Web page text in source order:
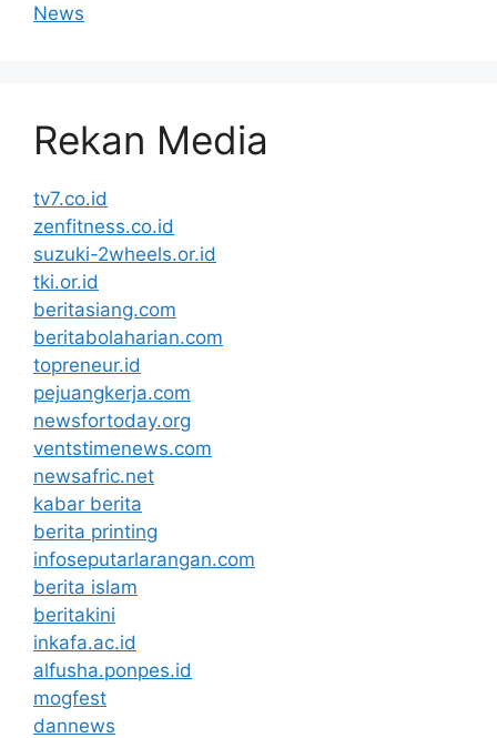
News
Rekan Media
tv7.co.id
zenfitness.co.id
suzuki-2wheels.or.id
tki.or.id
beritasiang.com
beritabolaharian.com
topreneur.id
pejuangkerja.com
newsfortoday.org
ventstimenews.com
newsafric.net
kabar berita
berita printing
infoseputarlarangan.com
berita islam
beritakini
inkafa.ac.id
alfusha.ponpes.id
mogfest
dannews